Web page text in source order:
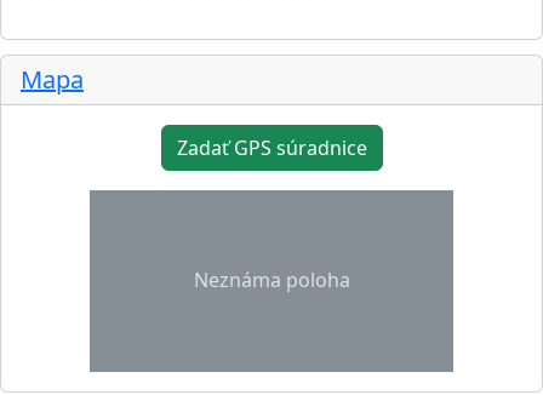
Mapa
Zadať GPS súradnice
Neznáma poloha